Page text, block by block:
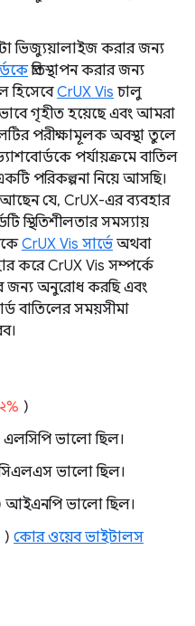
ভিজ্যুয়ালাইজ করার জন্য
প্রতিস্থাপন করার জন্য
হিসেবেCrUX Vis চালু
গৃহীত হয়েছে এবং আমরা
পরীক্ষামূলক অবস্থা তুলে
পর্যায়ক্রমে বাতিল
পরিকল্পনা নিয়ে আসছি।
যে, CrUX-এর ব্যবহার
স্থিতিশীলতার সমস্যায়
CrUX Vis সার্ভে অথবা
করে CrUX Vis সম্পর্কে
জন্য অনুরোধ করছি এবং
বাতিলের সময়সীমা
)
এলসিপি ভালো ছিল।
ভালো ছিল।
আইএনপি ভালো ছিল।
) কোর ওয়েব ভাইটালস